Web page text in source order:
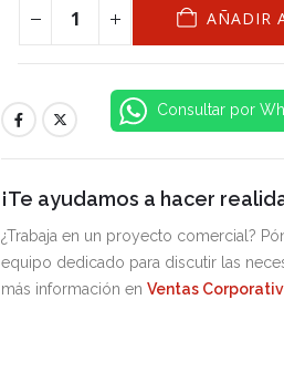
AÑADIR
Consultar por
¡Te ayudamos a hacer
¿Trabaja en un proyecto comercial?
equipo dedicado para discutir las
más información en Ventas